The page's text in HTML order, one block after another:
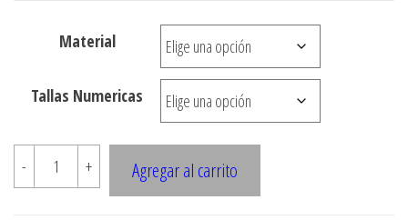
$7.900
Material
Tallas Numericas
-
1730
VESTIDO
+ Agregar al carrito